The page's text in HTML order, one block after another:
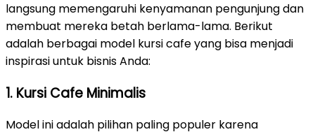
langsung memengaruhi kenyamanan pengunjung dan
membuat mereka betah berlama-lama. Berikut
adalah berbagai model kursi cafe yang bisa menjadi
inspirasi untuk bisnis Anda:
1. Kursi Cafe Minimalis
Model ini adalah pilihan paling populer karena